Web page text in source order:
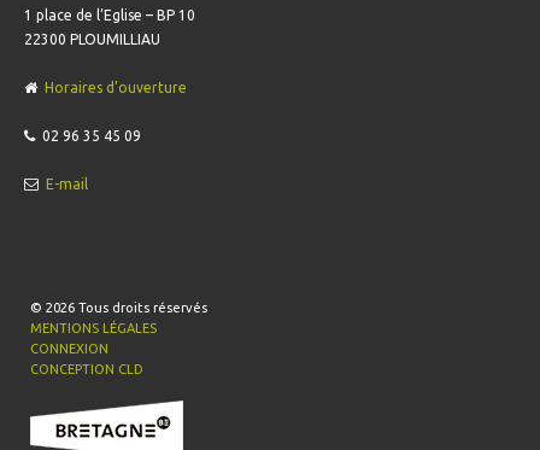
1 place de l’Eglise – BP 10
22300 PLOUMILLIAU
Horaires d’ouverture
02 96 35 45 09
E-mail
© 2026 Tous droits réservés
MENTIONS LÉGALES
CONNEXION
CONCEPTION CLD